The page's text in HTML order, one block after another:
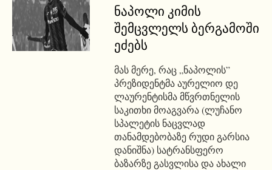
ნაპოლი კიმის
შემცვლელს ბერგამოში
ეძებს
მას მერე, რაც „ნაპოლის”
პრეზიდენტმა აურელიო დე
ლაურენტისმა მწვრთნელის
საკითხი მოაგვარა (ლუჩანო
სპალეტის ნაცვლად
თანამდებობაზე რუდი გარსია
დანიშნა) სატრანსფერო
ბაზარზე გასვლისა და ახალი